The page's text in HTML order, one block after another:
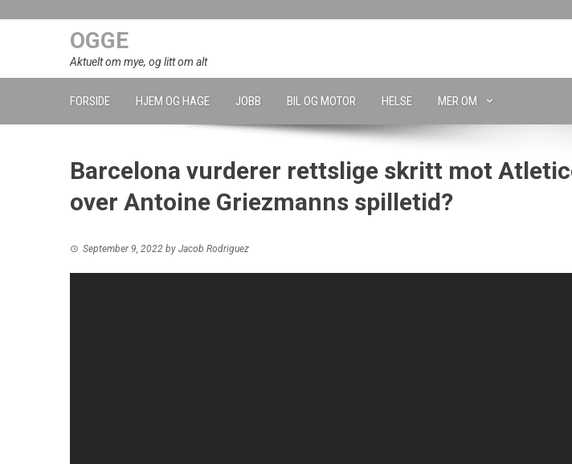
OGGE
Aktuelt om mye, og litt om alt
FORSIDE HJEM OG HAGE JOBB BIL OG MOTOR HELSE MER OM
Barcelona vurderer rettslige skritt mot
over Antoine Griezmanns spilletid?
September 9, 2022 by Jacob Rodriguez